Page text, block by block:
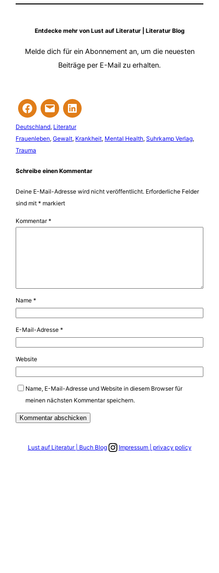
Entdecke mehr von Lust auf Literatur | Literatur Blog
Melde dich für ein Abonnement an, um die neuesten
Beiträge per E-Mail zu erhalten.
Deutschland, Literatur
Frauenleben, Gewalt, Krankheit, Mental Health, Suhrkamp Verlag
Trauma
Schreibe einen Kommentar
Deine E-Mail-Adresse wird nicht veröffentlicht. Erforderliche Felder
sind mit * markiert
Kommentar*
Name *
E-Mail-Adresse *
Website
Name, E-Mail-Adresse und Website in diesem Browser für
meinen nächsten Kommentar speichern.
Lust auf Literatur | Buch BlogLink zum Instagram Account
Impressum | privacy policy